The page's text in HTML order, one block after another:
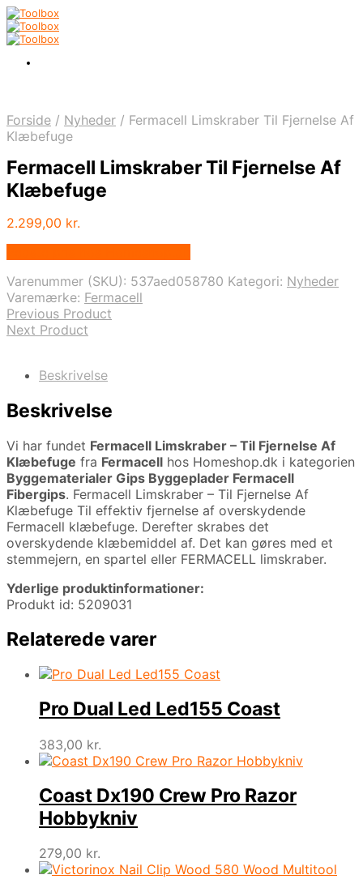
Forside / Nyheder / Fermacell Limskraber Til Fjernelse Af
Klæbefuge
Fermacell Limskraber Til Fjernelse Af
Klæbefuge
2.299,00 kr.
Varenummer (SKU): 537aed058780 Kategori: Nyheder
Varemærke: Fermacell
Previous Product
Next Product
Beskrivelse
Beskrivelse
Vi har fundet Fermacell Limskraber – Til Fjernelse Af
Klæbefuge fra Fermacell hos Homeshop.dk i kategorien
Byggematerialer Gips Byggeplader Fermacell
Fibergips. Fermacell Limskraber – Til Fjernelse Af
Klæbefuge Til effektiv fjernelse af overskydende
Fermacell klæbefuge. Derefter skrabes det
overskydende klæbemiddel af. Det kan gøres med et
stemmejern, en spartel eller FERMACELL limskraber.
Yderlige produktinformationer:
Produkt id: 5209031
Relaterede varer
Pro Dual Led Led155 Coast
383,00 kr.
Coast Dx190 Crew Pro Razor
Hobbykniv
279,00 kr.